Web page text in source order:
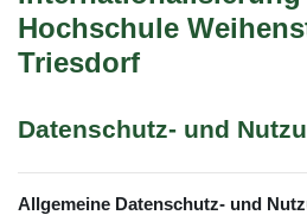
Hochschule
Triesdorf
Datenschutz- und
Allgemeine Datenschutz- und